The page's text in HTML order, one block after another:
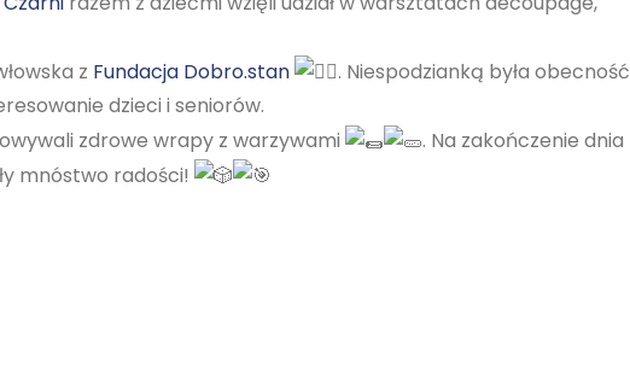
z Fundacja Dobro.stan
. Niespodzianką była obecność
dzieci i seniorów.
zdrowe wrapy z warzywami
. Na zakończenie dnia
mnóstwo radości!